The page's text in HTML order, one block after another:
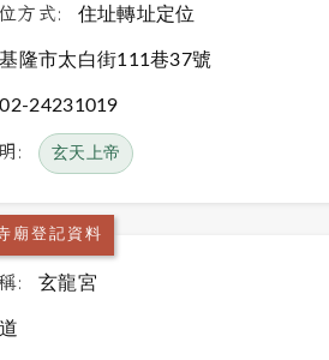
方式: 住址轉址定位
基隆市太白街111巷37號
02-24231019
: 玄天上帝
廟登記資料
: 玄龍宮
道